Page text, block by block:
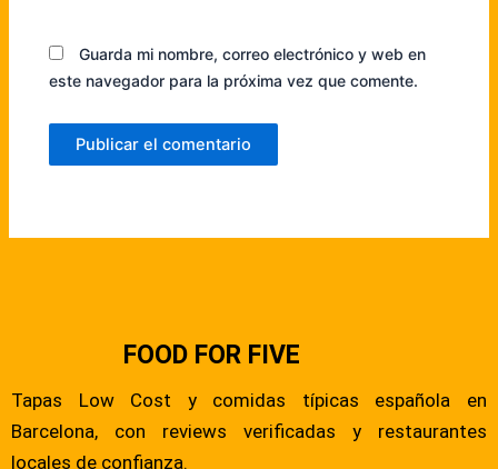
Guarda mi nombre, correo electrónico y web en
este navegador para la próxima vez que comente.
FOOD FOR FIVE
Tapas Low Cost y comidas típicas española en
Barcelona, con reviews verificadas y restaurantes
locales de confianza.